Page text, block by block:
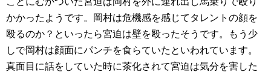
かかったようです。岡村は危機感を感じてタレントの顔を
殴るのか？といったら宮迫は壁を殴ったそうです。もう少
しで岡村は顔面にパンチを食らていたといわれています。
真面目に話をしていた時に茶化されて宮迫は気分を害した